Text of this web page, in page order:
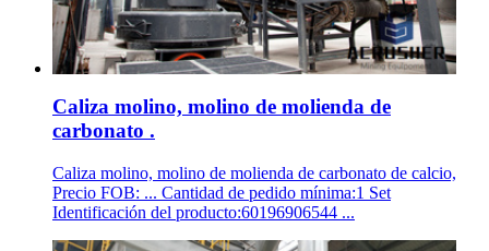
Caliza molino, molino de molienda de
carbonato .
Caliza molino, molino de molienda de carbonato de calcio,
Precio FOB: ... Cantidad de pedido mínima:1 Set
Identificación del producto:60196906544 ...